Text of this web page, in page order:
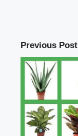
Previous Post